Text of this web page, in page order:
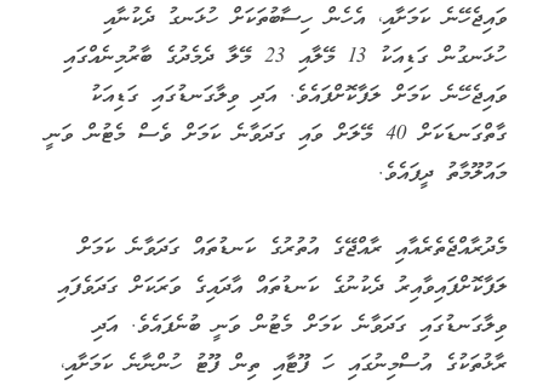
ވައިޖެހޭނެ ކަމަށާއި، އެހެން ހިސާބުތަކަށް ހުޅަނގު ދެކުނާއި
ހުޅަނގުން ގަޑިއަކު 13 މޭލާއި 23 މޭލާ ދެމެދުގެ ބާރުމިނެއްގައި
ވައިޖެހޭނެ ކަމަށް ލަފާކޮށްފައެވެ. އަދި ވިލާގަނޑުގައި ގަޑިއަކު
ގާތްގަނޑަކަށް 40 މޭލަށް ވައި ގަދަވާނެ ކަމަށް ވެސް މެޓުން ވަނީ
މައުލޫމާތު ދީފައެވެ.
މެދުރާއްޖެތެރެއާއި ރާއްޖޭގެ އުތުރުގެ ކަނޑުތައް ގަދަވާނެ ކަމަށް
ލަފާކޮށްފައިވާއިރު ދެކުނުގެ ކަނޑުތައް އާދައިގެ ވަރަކަށް ގަދަވެފައި
ވިލާގަނޑުގައި ގަދަވާނެ ކަމަށް މެޓުން ވަނީ ބުނެފައެވެ. އަދި
ރާޅުތަކުގެ އުސްމިނުގައި ހަ ފޫޓާއި ތިން ފޫޓު ހުންނާނެ ކަމަށާއި،